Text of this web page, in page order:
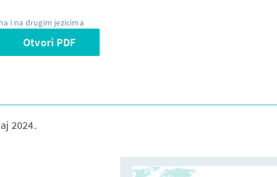
i na drugim jezicima
Otvori PDF
2024.